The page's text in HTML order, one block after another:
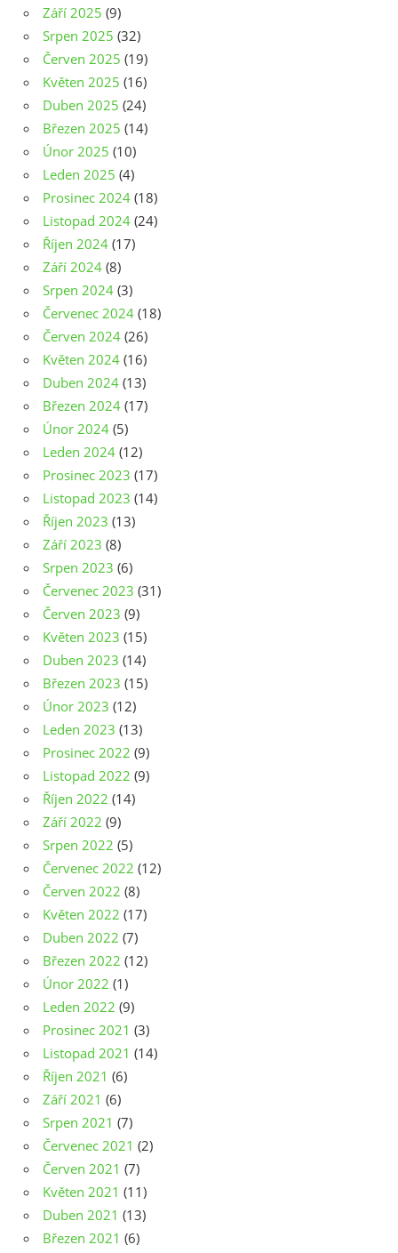
Září 2025 (9)
Srpen 2025 (32)
Červen 2025 (19)
Květen 2025 (16)
Duben 2025 (24)
Březen 2025 (14)
Únor 2025 (10)
Leden 2025 (4)
Prosinec 2024 (18)
Listopad 2024 (24)
Říjen 2024 (17)
Září 2024 (8)
Srpen 2024 (3)
Červenec 2024 (18)
Červen 2024 (26)
Květen 2024 (16)
Duben 2024 (13)
Březen 2024 (17)
Únor 2024 (5)
Leden 2024 (12)
Prosinec 2023 (17)
Listopad 2023 (14)
Říjen 2023 (13)
Září 2023 (8)
Srpen 2023 (6)
Červenec 2023 (31)
Červen 2023 (9)
Květen 2023 (15)
Duben 2023 (14)
Březen 2023 (15)
Únor 2023 (12)
Leden 2023 (13)
Prosinec 2022 (9)
Listopad 2022 (9)
Říjen 2022 (14)
Září 2022 (9)
Srpen 2022 (5)
Červenec 2022 (12)
Červen 2022 (8)
Květen 2022 (17)
Duben 2022 (7)
Březen 2022 (12)
Únor 2022 (1)
Leden 2022 (9)
Prosinec 2021 (3)
Listopad 2021 (14)
Říjen 2021 (6)
Září 2021 (6)
Srpen 2021 (7)
Červenec 2021 (2)
Červen 2021 (7)
Květen 2021 (11)
Duben 2021 (13)
Březen 2021 (6)